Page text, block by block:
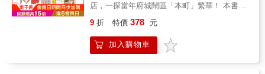
店，一探當年府城鬧區「本町」繁華！ 本書特
步旅行★台南人食衣住行都離不開的45家老店
與職人故事★在地插畫家144張溫暖插畫寫生古
意老台南舊稱「本町」的台南民權路和新美
9 折 特價 378 元
加入購物車